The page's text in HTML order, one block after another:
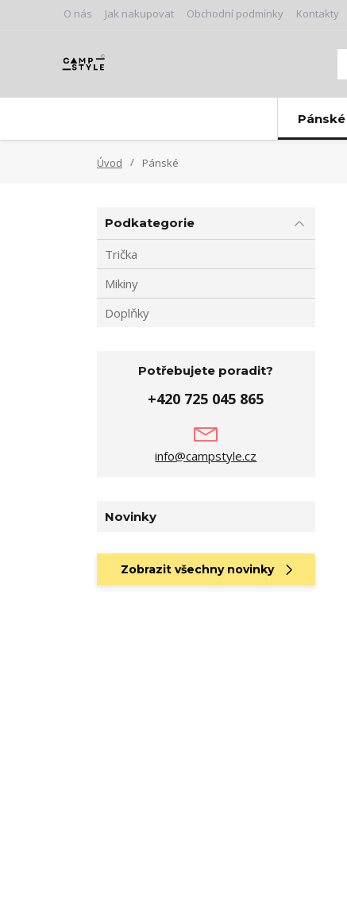
O nás Jak nakupovat Obchodní podmínky Kontakty
Pánské
Úvod Pánské
Podkategorie
Trička
Mikiny
Doplňky
Potřebujete poradit?
+420 725 045 865
info@campstyle.cz
Novinky
Zobrazit všechny novinky